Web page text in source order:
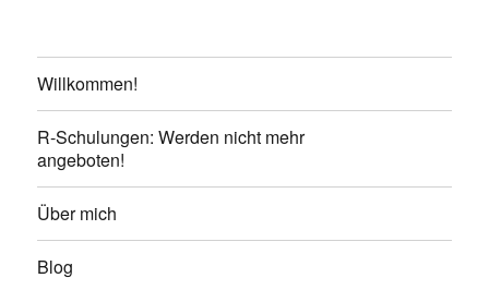
Willkommen!
R-Schulungen: Werden nicht mehr
angeboten!
Über mich
Blog